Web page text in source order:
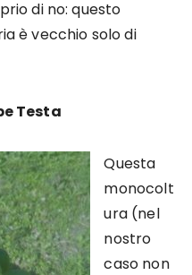
di no: questo
è vecchio solo di
Testa
Questa
monocolt
ura (nel
nostro
caso non